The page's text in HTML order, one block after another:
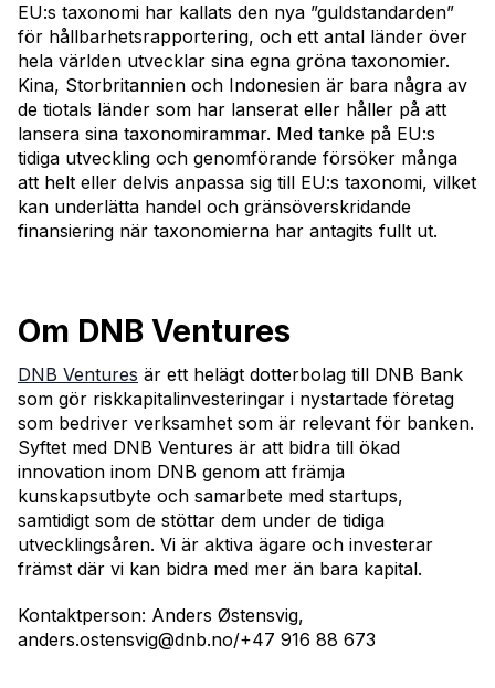
EU:s taxonomi har kallats den nya ”guldstandarden”
för hållbarhetsrapportering, och ett antal länder över
hela världen utvecklar sina egna gröna taxonomier.
Kina, Storbritannien och Indonesien är bara några av
de tiotals länder som har lanserat eller håller på att
lansera sina taxonomirammar. Med tanke på EU:s
tidiga utveckling och genomförande försöker många
att helt eller delvis anpassa sig till EU:s taxonomi, vilket
kan underlätta handel och gränsöverskridande
finansiering när taxonomierna har antagits fullt ut.
Om DNB Ventures
DNB Ventures är ett helägt dotterbolag till DNB Bank
som gör riskkapitalinvesteringar i nystartade företag
som bedriver verksamhet som är relevant för banken.
Syftet med DNB Ventures är att bidra till ökad
innovation inom DNB genom att främja
kunskapsutbyte och samarbete med startups,
samtidigt som de stöttar dem under de tidiga
utvecklingsåren. Vi är aktiva ägare och investerar
främst där vi kan bidra med mer än bara kapital.
Kontaktperson: Anders Østensvig,
anders.ostensvig@dnb.no/+47 916 88 673